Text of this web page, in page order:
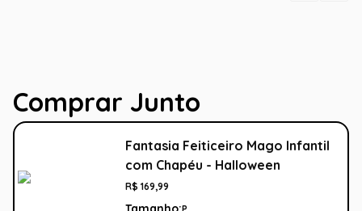
Comprar Junto
Fantasia Feiticeiro Mago Infantil
com Chapéu - Halloween
R$ 169,99